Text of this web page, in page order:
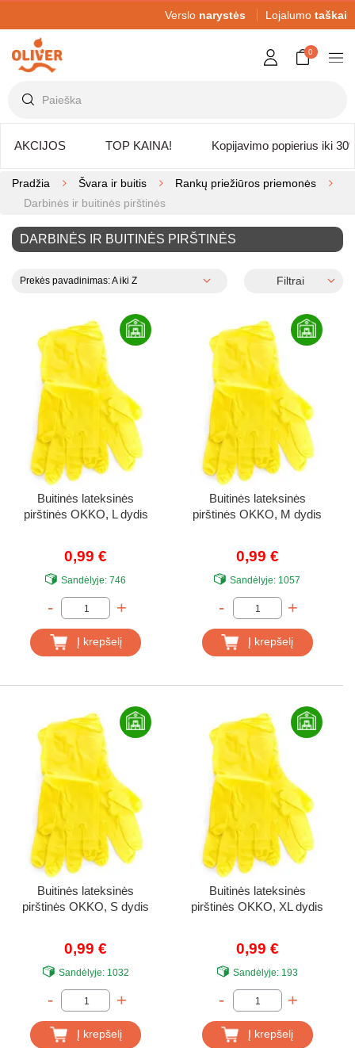
Verslo narystės Lojalumo taškai
0
AKCIJOS TOP KAINA! Kopijavimo popierius iki
Pradžia Švara ir buitis
Rankų priežiūros priemonės
Darbinės ir buitinės pirštinės
DARBINĖS IR BUITINĖS PIRŠTINĖS
Prekės pavadinimas: A iki Z Filtrai
Buitinės lateksinės
pirštinės OKKO, L dydis
0,99 €
Sandėlyje: 746
- +
Į krepšelį
Buitinės lateksinės
pirštinės OKKO, M dydis
0,99 €
Sandėlyje: 1057
- +
Į krepšelį
Buitinės lateksinės
pirštinės OKKO, S dydis
0,99 €
Sandėlyje:1032
- +
Į krepšelį
Buitinės lateksinės
pirštinės OKKO, XL dydis
0,99 €
Sandėlyje:193
- +
Į krepšelį